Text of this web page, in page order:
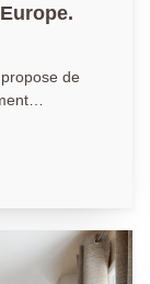
Chatou Europe.
de
Au
verts et
2
des